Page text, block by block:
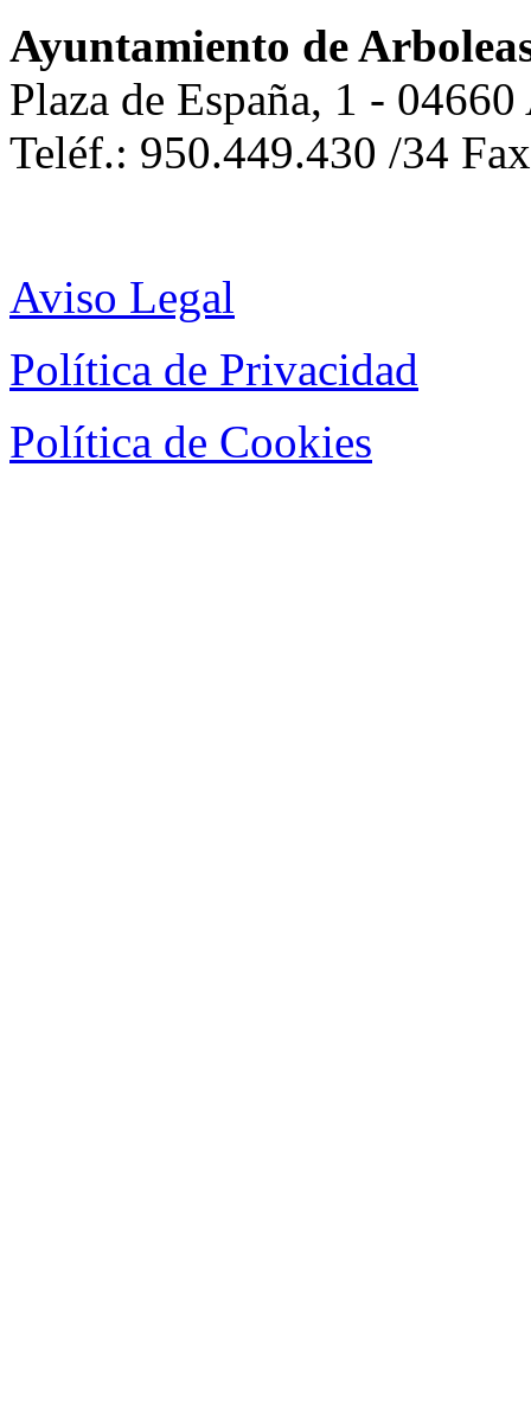
Ayuntamiento de
Plaza de España, 1 -
Teléf.: 950.449.430 /34
Aviso Legal
Política de Privacidad
Política de Cookies